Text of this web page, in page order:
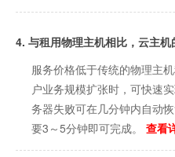
4. 与租用物理主机相比，云主机
服务价格低于传统的物理主
户业务规模扩张时，可快速
务器失败可在几分钟内自动
要3～5分钟即可完成。 查看